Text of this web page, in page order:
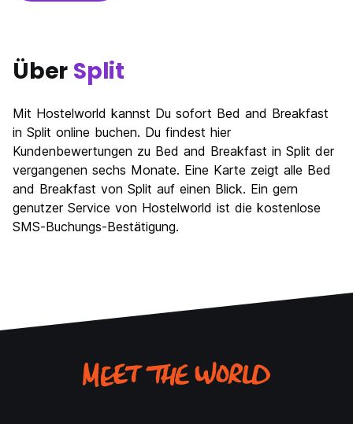
Über Split
Mit Hostelworld kannst Du sofort Bed and Breakfast
in Split online buchen. Du findest hier
Kundenbewertungen zu Bed and Breakfast in Split der
vergangenen sechs Monate. Eine Karte zeigt alle Bed
and Breakfast von Split auf einen Blick. Ein gern
genutzer Service von Hostelworld ist die kostenlose
SMS-Buchungs-Bestätigung.